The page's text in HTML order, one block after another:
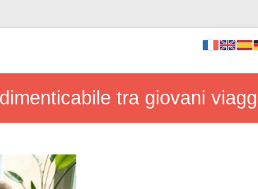
tra giovani